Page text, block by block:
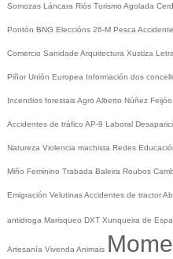
Somozas Láncara Riós Turismo Agolada
Pontón BNG Eleccións 26-M Pesca
Comercio Sanidade Arquitectura Xustiza
Piñor Unión Europea Información dos
Incendios forestaisAgro Alberto Núñez Feijóo
Accidentes de tráfico AP-9 Laboral
Natureza Violencia machista Redes
Miño Feminino Trabada Baleira Roubos
Emigración VelutinasAccidentes de tractor
antidroga Marisqueo DXT Xunqueira de
Artesanía Vivenda Animais